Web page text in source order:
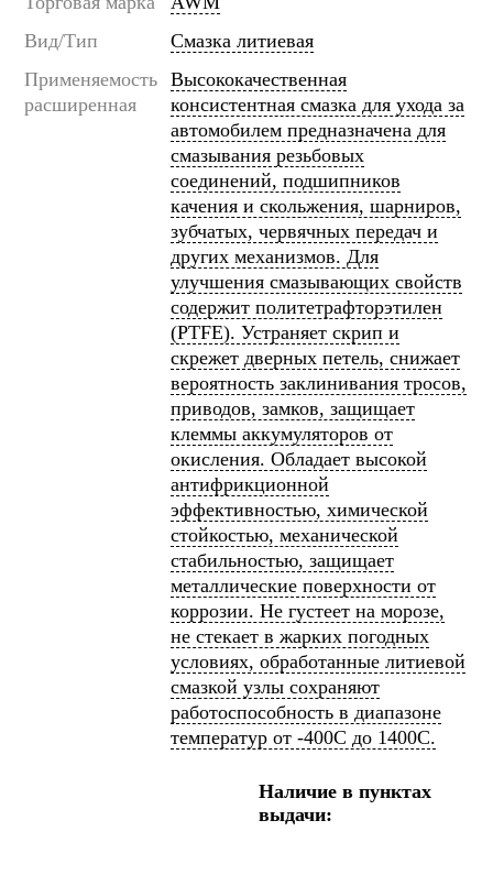
Вид/Тип
Смазка литиевая
Применяемость
расширенная
Высококачественная
консистентная смазка для ухода за
автомобилем предназначена для
смазывания резьбовых
соединений, подшипников
качения и скольжения, шарниров,
зубчатых, червячных передач и
других механизмов. Для
улучшения смазывающих свойств
содержит политетрафторэтилен
(PTFE). Устраняет скрип и
скрежет дверных петель, снижает
вероятность заклинивания тросов,
приводов, замков, защищает
клеммы аккумуляторов от
окисления. Обладает высокой
антифрикционной
эффективностью, химической
стойкостью, механической
стабильностью, защищает
металлические поверхности от
коррозии. Не густеет на морозе,
не стекает в жарких погодных
условиях, обработанные литиевой
смазкой узлы сохраняют
работоспособность в диапазоне
температур от -400С до 1400С.
Наличие в пунктах
выдачи: